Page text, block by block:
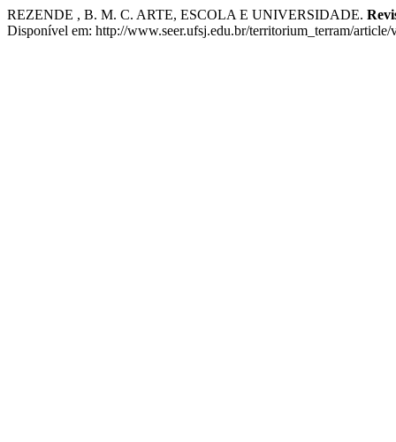
REZENDE , B. M. C. ARTE, ESCOLA E UNIVERSIDADE.
Disponível em: http://www.seer.ufsj.edu.br/territorium_terram/